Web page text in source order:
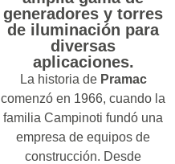
generadores y torres
de iluminación para
diversas
aplicaciones.
La historia de Pramac
comenzó en 1966, cuando la
familia Campinoti fundó una
empresa de equipos de
construcción. Desde